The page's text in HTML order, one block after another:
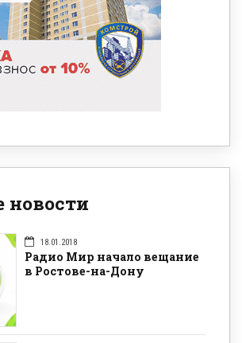
новости
18.01.2018
Радио Мир начало вещание
в Ростове-на-Дону